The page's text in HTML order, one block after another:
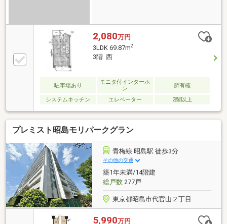
2,080万円
3LDK 69.87m2
3階 西
駐車場あり
モニタ付インターホ
ン
所有権
システムキッチン エレベーター 2階以上
プレミスト昭島モリパークグラン
青梅線 昭島駅 徒歩3分
その他の交通
築1年未満/14階建
総戸数277戸
東京都昭島市代官山２丁目
5,990万円